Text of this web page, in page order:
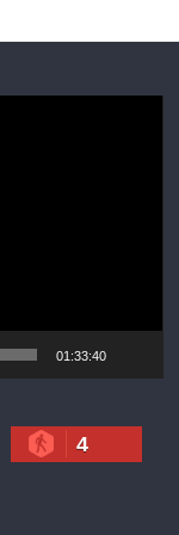
01:33:40
4